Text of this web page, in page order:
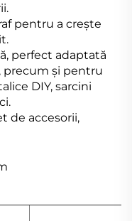
pentru a crește
perfect adaptată
precum și pentru
DIY, sarcini
de accesorii,